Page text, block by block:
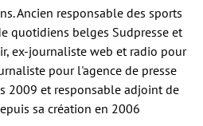
Ancien responsable des sports
quotidiens belges Sudpresse et
ex-journaliste web et radio pour
pour l'agence de presse
2009 et responsable adjoint de
sa création en 2006